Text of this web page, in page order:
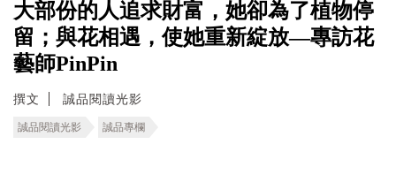
大部份的人追求財富，她卻為了植物停
留；與花相遇，使她重新綻放—專訪花
藝師PinPin
撰文 誠品閱讀光影
誠品閱讀光影 誠品專欄